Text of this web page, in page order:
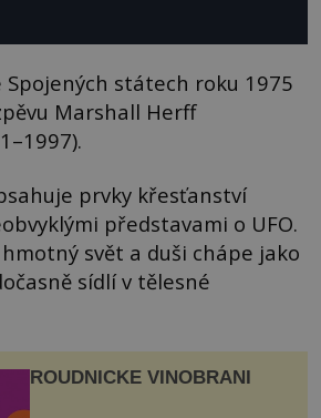
Spojených státech roku 1975
Marshall Herff
prvky křesťanství
představami o UFO.
svět a duši chápe jako
sídlí v tělesné
ROUDNICKÉ VINOBRANÍ